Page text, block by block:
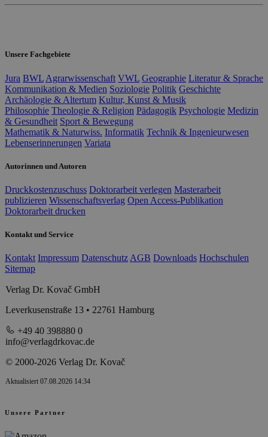
Unsere Fachgebiete
Jura BWL Agrarwissenschaft VWL Geographie Literatur & Sprache
Kommunikation & Medien Soziologie Politik Geschichte
Archäologie & Altertum Kultur, Kunst & Musik
Philosophie Theologie & Religion Pädagogik Psychologie Medizin
& Gesundheit Sport & Bewegung
Mathematik & Naturwiss. Informatik Technik & Ingenieurwesen
Lebenserinnerungen Variata
Autorinnen und Autoren
Druckkostenzuschuss Doktorarbeit verlegen Masterarbeit
publizieren Wissenschaftsverlag Open Access-Publikation
Doktorarbeit drucken
Kontakt und Service
Kontakt Impressum Datenschutz AGB Downloads Hochschulen
Sitemap
Verlag Dr. Kovač GmbH
Leverkusenstraße 13 • 22761 Hamburg
+49 40 398880 0
info@verlagdrkovac.de
© 2000-2026 Verlag Dr. Kovač
Aktualisiert 07.08.2026 14:34
Unsere Partner